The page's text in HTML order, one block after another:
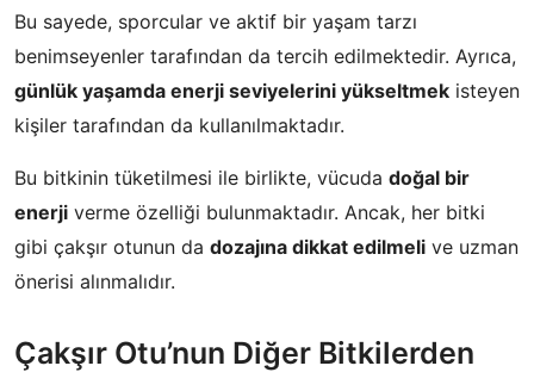
Bu sayede, sporcular ve aktif bir yaşam tarzı
benimseyenler tarafından da tercih edilmektedir. Ayrıca,
günlük yaşamda enerji seviyelerini yükseltmek isteyen
kişiler tarafından da kullanılmaktadır.
Bu bitkinin tüketilmesi ile birlikte, vücuda doğal bir
enerji verme özelliği bulunmaktadır. Ancak, her bitki
gibi çakşır otunun da dozajına dikkat edilmeli ve uzman
önerisi alınmalıdır.
Çakşır Otu’nun Diğer Bitkilerden